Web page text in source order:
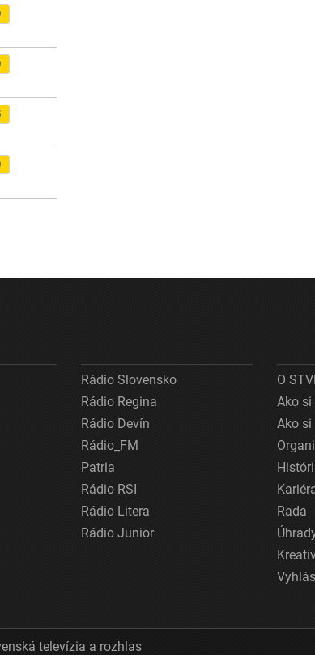
Rádio Slovensko
Rádio Regina
Rádio Devín
Rádio_FM
Patria
Rádio RSI
Rádio Litera
Rádio Junior
O
Ako
Ako
Rada
televízia a rozhlas